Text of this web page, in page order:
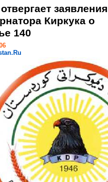
заявления
Киркука о
140